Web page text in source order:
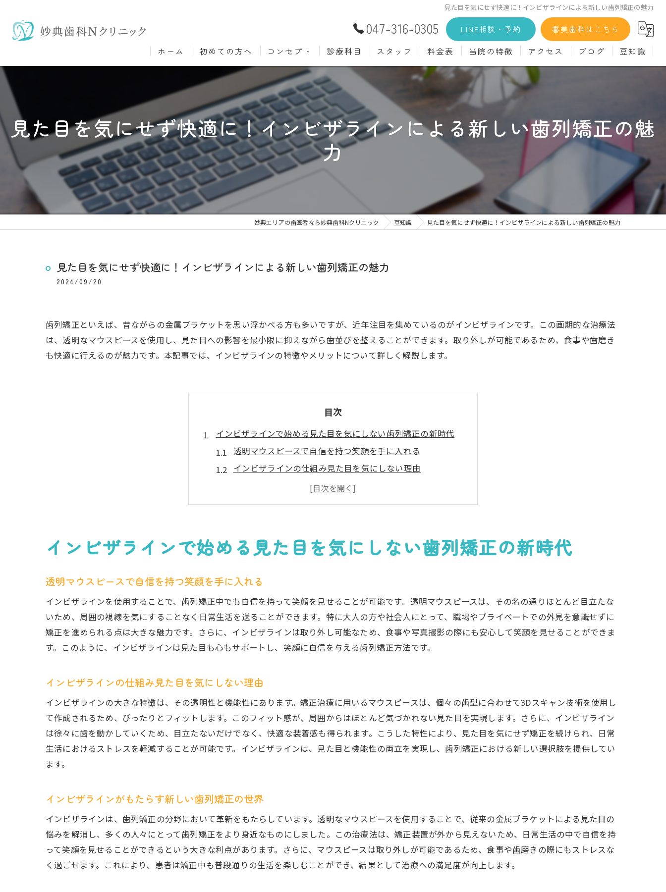
見た目を気にせず快適に！インビザラインによる新しい歯列矯正の魅力
047-316-0305 LINE相談・予約 審美歯科はこちら
ホーム 初めての方へ コンセプト 診療科目
むし歯治療 予防歯科
小児歯科 入れ歯(義歯)
口腔外科 歯周病治療
ホワイトニング
親知らず
大人の矯正 子どもの矯正
スタッフ 料金表
材料詳細
自費診療料金
当院の特徴
マウスピース矯正
インプラント
セラミック
施設基準
アクセス ブログ 豆知識
見た目を気にせず快適に！インビザラインによる新しい歯列矯正の魅
力
妙典エリアの歯医者なら妙典歯科Nクリニック 豆知識 見た目を気にせず快適に！インビザラインによる新しい歯列矯正の魅力
見た目を気にせず快適に！インビザラインによる新しい歯列矯正の魅力
2024/09/20
歯列矯正といえば、昔ながらの金属ブラケットを思い浮かべる方も多いですが、近年注目を集めているのがインビザラインです。この画期的な治療法
は、透明なマウスピースを使用し、見た目への影響を最小限に抑えながら歯並びを整えることができます。取り外しが可能であるため、食事や歯磨き
も快適に行えるのが魅力です。本記事では、インビザラインの特徴やメリットについて詳しく解説します。
目次
インビザラインで始める見た目を気にしない歯列矯正の新時代
透明マウスピースで自信を持つ笑顔を手に入れる
インビザラインの仕組み見た目を気にしない理由
インビザラインがもたらす新しい歯列矯正の世界
歯並びを整えながら美しく過ごす日々
見た目に配慮したインビザラインのメリット
インビザラインの特徴透明マウスピースで叶える快適な矯正治療
インビザラインと従来の矯正装置の違い
透明マウスピースの素材と安全性について
インビザラインの快適性と日常生活への影響
透明マウスピースを選ぶ際の考慮点
インビザラインを選ぶ理由従来の矯正治療との違いを徹底解説
従来の矯正治療から進化したインビザライン
治療期間と快適性の両立を実現するインビザライン
インビザラインのコストと利点を比較
インビザラインの魅力取り外し可能な装置で毎日のケアが簡単
取り外し可能なインビザラインの簡便性
食事と歯磨きが快適にできるインビザライン
インビザラインの清掃とメンテナンス方法
取り外し可能な矯正装置がもたらす自由
インビザラインで始める見た目を気にしない歯列矯正の新時代
透明マウスピースで自信を持つ笑顔を手に入れる
インビザラインを使用することで、歯列矯正中でも自信を持って笑顔を見せることが可能です。透明マウスピースは、その名の通りほとんど目立たな
いため、周囲の視線を気にすることなく日常生活を送ることができます。特に大人の方や社会人にとって、職場やプライベートでの外見を意識せずに
矯正を進められる点は大きな魅力です。さらに、インビザラインは取り外し可能なため、食事や写真撮影の際にも安心して笑顔を見せることができま
す。このように、インビザラインは見た目も心もサポートし、笑顔に自信を与える歯列矯正方法です。
インビザラインの仕組み見た目を気にしない理由
インビザラインの大きな特徴は、その透明性と機能性にあります。矯正治療に用いるマウスピースは、個々の歯型に合わせて3Dスキャン技術を使用し
て作成されるため、ぴったりとフィットします。このフィット感が、周囲からはほとんど気づかれない見た目を実現します。さらに、インビザライン
は徐々に歯を動かしていくため、目立たないだけでなく、快適な装着感も得られます。こうした特性により、見た目を気にせず矯正を続けられ、日常
生活におけるストレスを軽減することが可能です。インビザラインは、見た目と機能性の両立を実現し、歯列矯正における新しい選択肢を提供してい
ます。
インビザラインがもたらす新しい歯列矯正の世界
インビザラインは、歯列矯正の分野において革新をもたらしています。透明なマウスピースを使用することで、従来の金属ブラケットによる見た目の
悩みを解消し、多くの人々にとって歯列矯正をより身近なものにしました。この治療法は、矯正装置が外から見えないため、日常生活の中で自信を持
って笑顔を見せることができるという大きな利点があります。さらに、マウスピースは取り外しが可能であるため、食事や歯磨きの際にもストレスな
く過ごせます。これにより、患者は矯正中も普段通りの生活を楽しむことができ、結果として治療への満足度が向上します。